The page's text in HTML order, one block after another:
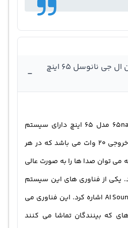
کیفیت صدای تلویزیون ال جی نانوسل 65 اینچ
-
تلویزیون ال جی 65nano776 مدل 65 اینچ دارای سیستم
صوتی دو کاناله با توان خروجی 20 وات می باشد که در هر
که می توان صدا ها را به صورت عالی
یکی از فناوری های این سیستم
صوتی می توان به AI Sound Pro اشاره کرد. این فناوری می
های که بینندگان تماشا می کنند